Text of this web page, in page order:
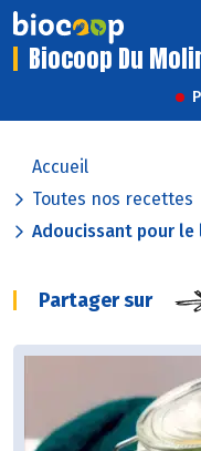
Biocoop Du
Accueil
Toutes nos recettes
Adoucissant pour le
Partager sur